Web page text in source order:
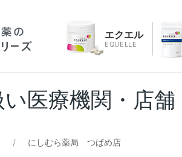
エクエル
EQUELLE
い医療機関・店舗
にしむら薬局 つばめ店